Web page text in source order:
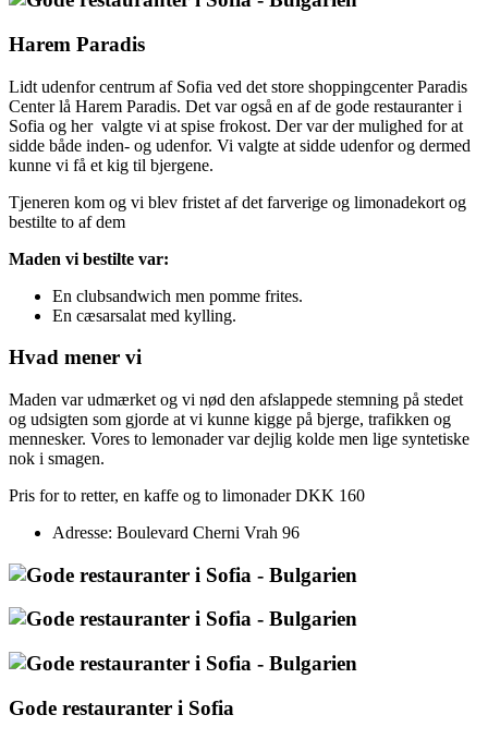
Harem Paradis
Lidt udenfor centrum af Sofia ved det store shoppingcenter Paradis
Center lå Harem Paradis. Det var også en af de gode restauranter i
Sofia og her valgte vi at spise frokost. Der var der mulighed for at
sidde både inden- og udenfor. Vi valgte at sidde udenfor og dermed
kunne vi få et kig til bjergene.
Tjeneren kom og vi blev fristet af det farverige og limonadekort og
bestilte to af dem
Maden vi bestilte var:
En clubsandwich men pomme frites.
En cæsarsalat med kylling.
Hvad mener vi
Maden var udmærket og vi nød den afslappede stemning på stedet
og udsigten som gjorde at vi kunne kigge på bjerge, trafikken og
mennesker. Vores to lemonader var dejlig kolde men lige syntetiske
nok i smagen.
Pris for to retter, en kaffe og to limonader DKK 160
Adresse: Boulevard Cherni Vrah 96
Gode restauranter i Sofia